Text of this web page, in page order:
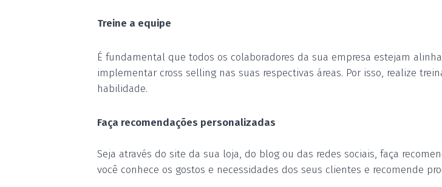
Treine a equipe
É fundamental que todos os colaboradores da sua empresa estejam
implementar cross selling nas suas respectivas áreas. Por isso, realize
habilidade.
Faça recomendações personalizadas
Seja através do site da sua loja, do blog ou das redes sociais, faça
você conhece os gostos e necessidades dos seus clientes e recomende